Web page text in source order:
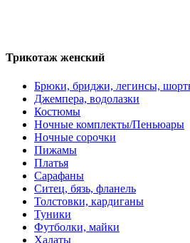
Трикотаж женский
Брюки, бриджи, легинсы,
Джемпера, водолазки
Костюмы
Ночные комплекты/Пеньюары
Ночные сорочки
Пижамы
Платья
Сарафаны
Ситец, бязь, фланель
Толстовки, кардиганы
Туники
Футболки, майки
Халаты